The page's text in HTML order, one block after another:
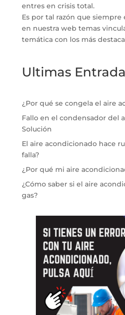
entres en crisis total.
Es por tal razón que
en nuestra web temas
temática con los más
Ultimas
¿Por qué se congela el aire
Fallo en el condensador del
Solución
El aire acondicionado hace
falla?
¿Por qué mi aire
¿Cómo saber si el aire
gas?